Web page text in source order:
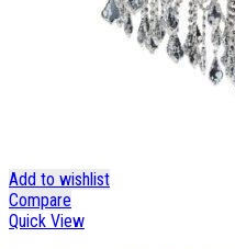
Add to wishlist
Compare
Quick View